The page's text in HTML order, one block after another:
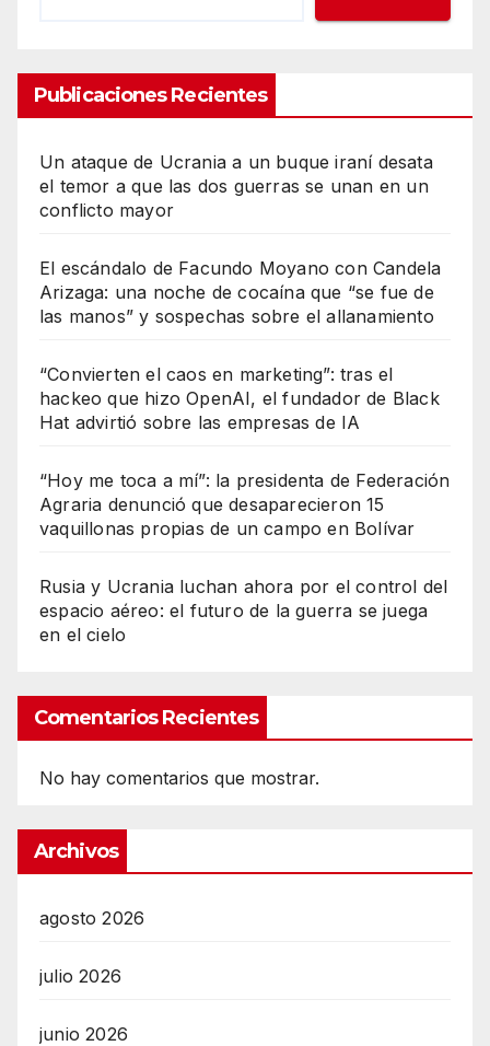
Publicaciones Recientes
Un ataque de Ucrania a un buque iraní desata
el temor a que las dos guerras se unan en un
conflicto mayor
El escándalo de Facundo Moyano con Candela
Arizaga: una noche de cocaína que “se fue de
las manos” y sospechas sobre el allanamiento
“Convierten el caos en marketing”: tras el
hackeo que hizo OpenAI, el fundador de Black
Hat advirtió sobre las empresas de IA
“Hoy me toca a mí”: la presidenta de Federación
Agraria denunció que desaparecieron 15
vaquillonas propias de un campo en Bolívar
Rusia y Ucrania luchan ahora por el control del
espacio aéreo: el futuro de la guerra se juega
en el cielo
Comentarios Recientes
No hay comentarios que mostrar.
Archivos
agosto 2026
julio 2026
junio 2026